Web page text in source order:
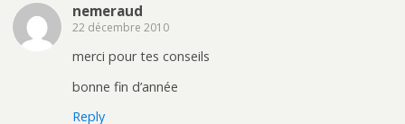
nemeraud
22 décembre 2010
merci pour tes conseils
bonne fin d’année
Reply